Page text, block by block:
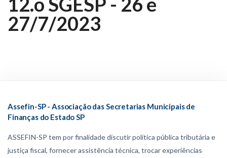
27/7/2023
Assefin-SP - Associação das Secretarias Municipais de
Finanças do Estado SP
ASSEFIN-SP tem por finalidade discutir política pública tributária e
justiça fiscal, fornecer assistência técnica, trocar experiências